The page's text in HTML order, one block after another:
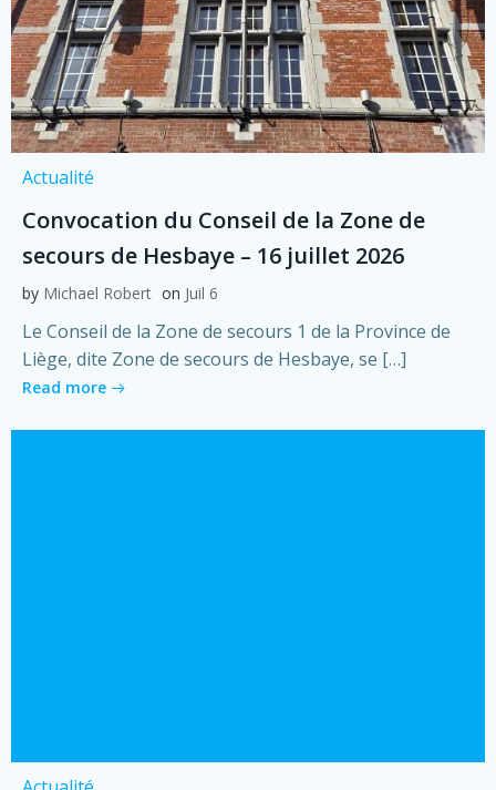
Actualité
Convocation du Conseil de la Zone de
secours de Hesbaye – 16 juillet 2026
by Michael Robert on Juil 6
Le Conseil de la Zone de secours 1 de la Province de
Liège, dite Zone de secours de Hesbaye, se […]
Read more